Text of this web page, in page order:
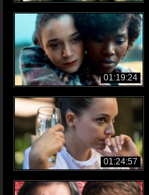
01:19:24
01:24:57